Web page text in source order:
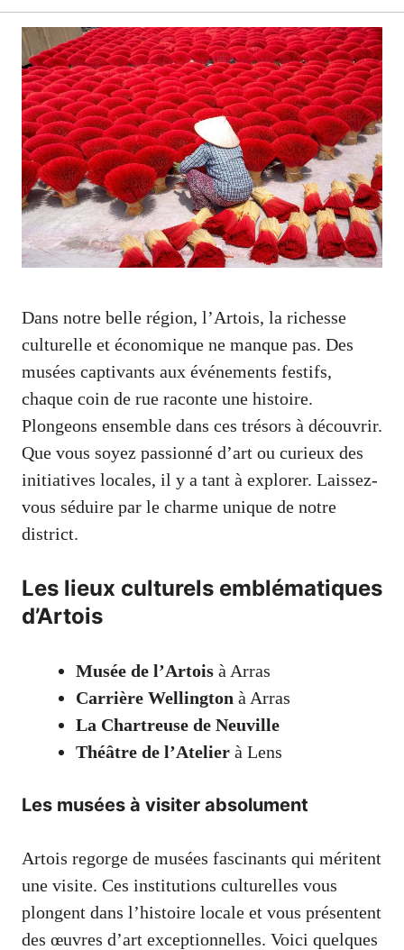
Dans notre belle région, l’Artois, la richesse
culturelle et économique ne manque pas. Des
musées captivants aux événements festifs,
chaque coin de rue raconte une histoire.
Plongeons ensemble dans ces trésors à découvrir.
Que vous soyez passionné d’art ou curieux des
initiatives locales, il y a tant à explorer. Laissez-
vous séduire par le charme unique de notre
district.
Les lieux culturels emblématiques
d’Artois
Musée de l’Artois à Arras
Carrière Wellington à Arras
La Chartreuse de Neuville
Théâtre de l’Atelier à Lens
Les musées à visiter absolument
Artois regorge de musées fascinants qui méritent
une visite. Ces institutions culturelles vous
plongent dans l’histoire locale et vous présentent
des œuvres d’art exceptionnelles. Voici quelques